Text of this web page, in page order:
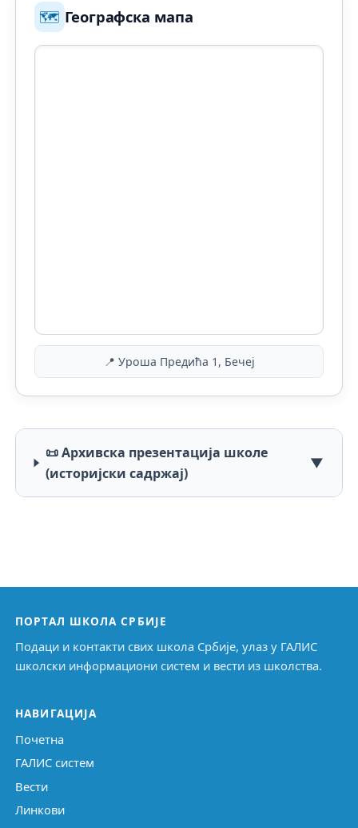
🗺️ Географска мапа
📍 Уроша Предића 1, Бечеј
📜 Архивска презентација школе
(историјски садржај)
▼
ПОРТАЛ ШКОЛА СРБИЈЕ
Подаци и контакти свих школа Србије, улаз у ГАЛИС
школски информациони систем и вести из школства.
НАВИГАЦИЈА
Почетна
ГАЛИС систем
Вести
Линкови